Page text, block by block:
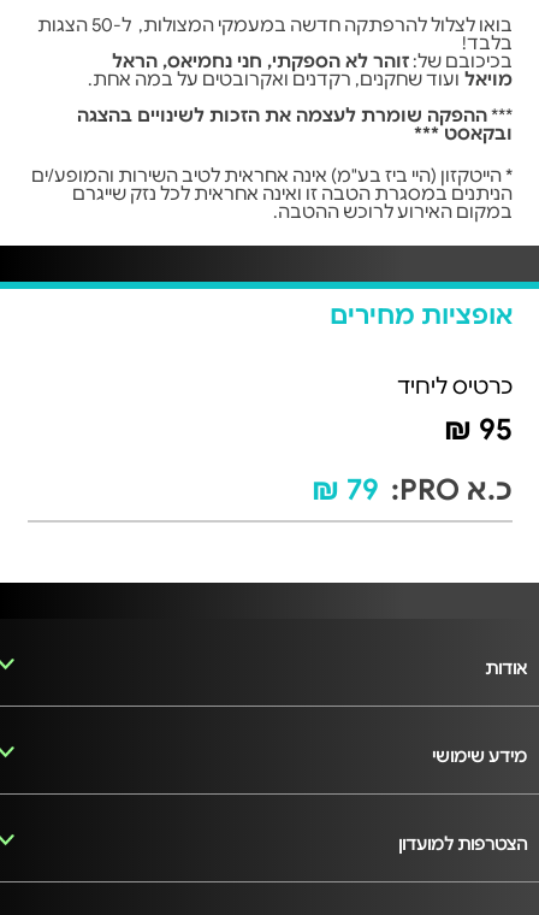
בואו לצלול להרפתקה חדשה במעמקי המצולות,ל-
50 הצגות
בלבד!
בכיכובם של:זוהר לא הספקתי, חני נחמיאס,הראל
מויאל ועוד שחקנים, רקדנים ואקרובטים על במה אחת.
***ההפקה שומרת לעצמה את הזכות לשינויים בהצגה
ובקאסט ***
* הייטקזון (היי ביז בע"מ) אינה אחראית לטיב השירות והמופע/ים
הניתנים במסגרת הטבה זו ואינה אחראית לכל נזק שייגרם
במקום האירוע לרוכש ההטבה.
אופציות מחירים
כרטיס ליחיד
95 ₪
כ.א PRO:
79 ₪
אודות
מידע שימושי
הצטרפות למועדון